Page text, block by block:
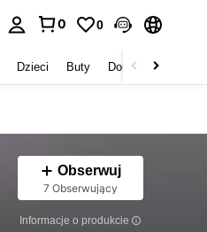
0 0
Dzieci Buty Domowe Tekstylia
Obserwuj
7 Obserwujący
Informacje o produkcie